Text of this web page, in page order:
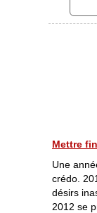
Mettre
Une
crédo.
désirs
2012 se